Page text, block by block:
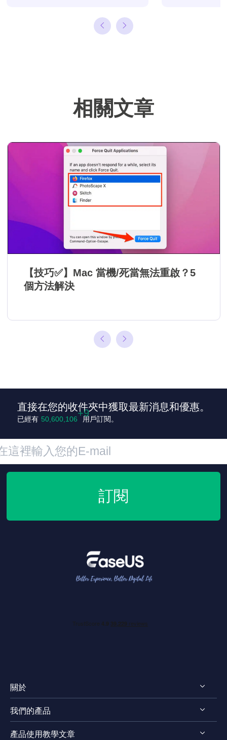
理或備份還原相
相關文章
【技巧✅】Mac 當機/死當無法重啟？5
個方法解決
直接在您的收件夾中獲取最新消息和優惠。
已經有 50,600,115 用戶訂閱。
訂閱
關於
認識EaseUS
評測 & 獎項
我們的產品
產品使用教學文章
+9